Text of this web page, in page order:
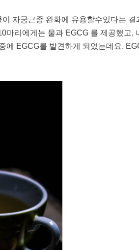
자궁근종 완화에 유용할수있다는 결
마리에게는 물과 EGCG 를 제공했고,
에 EGCG를 발견하게 되었는데요.